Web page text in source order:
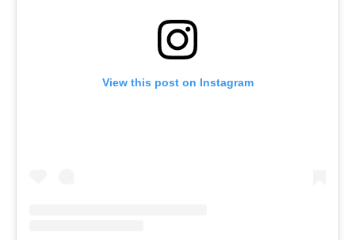
View this post on Instagram